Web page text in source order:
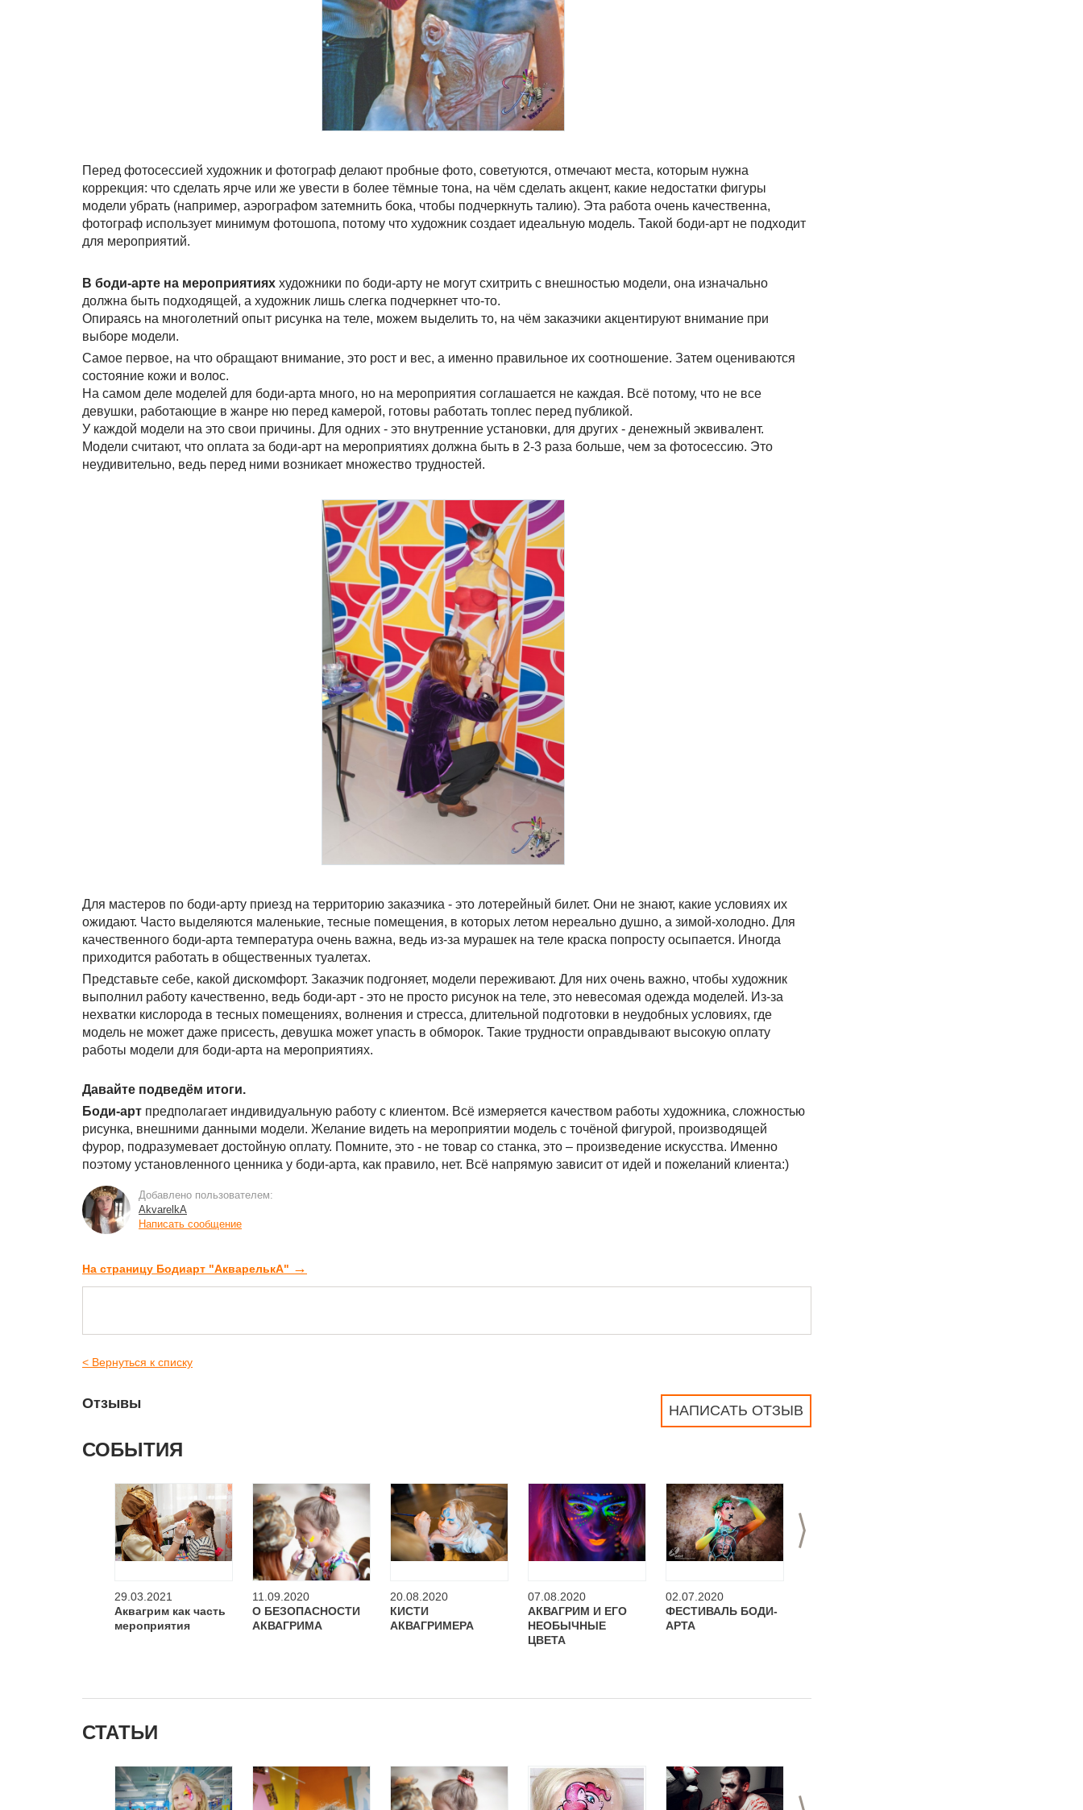
Перед фотосессией художник и фотограф делают пробные фото, советуются, отмечают места, которым нужна
коррекция: что сделать ярче или же увести в более тёмные тона, на чём сделать акцент, какие недостатки фигуры
модели убрать (например, аэрографом затемнить бока, чтобы подчеркнуть талию). Эта работа очень качественна,
фотограф использует минимум фотошопа, потому что художник создает идеальную модель. Такой боди-арт не подходит
для мероприятий.
В боди-арте на мероприятиях художники по боди-арту не могут схитрить с внешностью модели, она изначально
должна быть подходящей, а художник лишь слегка подчеркнет что-то.
Опираясь на многолетний опыт рисунка на теле, можем выделить то, на чём заказчики акцентируют внимание при
выборе модели.
Самое первое, на что обращают внимание, это рост и вес, а именно правильное их соотношение. Затем оцениваются
состояние кожи и волос.
На самом деле моделей для боди-арта много, но на мероприятия соглашается не каждая. Всё потому, что не все
девушки, работающие в жанре ню перед камерой, готовы работать топлес перед публикой.
У каждой модели на это свои причины. Для одних - это внутренние установки, для других - денежный эквивалент.
Модели считают, что оплата за боди-арт на мероприятиях должна быть в 2-3 раза больше, чем за фотосессию. Это
неудивительно, ведь перед ними возникает множество трудностей.
Для мастеров по боди-арту приезд на территорию заказчика - это лотерейный билет. Они не знают, какие условиях их
ожидают. Часто выделяются маленькие, тесные помещения, в которых летом нереально душно, а зимой-холодно. Для
качественного боди-арта температура очень важна, ведь из-за мурашек на теле краска попросту осыпается. Иногда
приходится работать в общественных туалетах.
Представьте себе, какой дискомфорт. Заказчик подгоняет, модели переживают. Для них очень важно, чтобы художник
выполнил работу качественно, ведь боди-арт - это не просто рисунок на теле, это невесомая одежда моделей. Из-за
нехватки кислорода в тесных помещениях, волнения и стресса, длительной подготовки в неудобных условиях, где
модель не может даже присесть, девушка может упасть в обморок. Такие трудности оправдывают высокую оплату
работы модели для боди-арта на мероприятиях.
Давайте подведём итоги.
Боди-арт предполагает индивидуальную работу с клиентом. Всё измеряется качеством работы художника, сложностью
рисунка, внешними данными модели. Желание видеть на мероприятии модель с точёной фигурой, производящей
фурор, подразумевает достойную оплату. Помните, это - не товар со станка, это – произведение искусства. Именно
поэтому установленного ценника у боди-арта, как правило, нет. Всё напрямую зависит от идей и пожеланий клиента:)
Добавлено пользователем:
AkvarelkA
Написать сообщение
На страницу Бодиарт "АкварелькА" →
< Вернуться к списку
НАПИСАТЬ ОТЗЫВ
Отзывы
СОБЫТИЯ
>
29.03.2021
Аквагрим как часть
мероприятия
11.09.2020
О БЕЗОПАСНОСТИ
АКВАГРИМА
20.08.2020
КИСТИ
АКВАГРИМЕРА
07.08.2020
АКВАГРИМ И ЕГО
НЕОБЫЧНЫЕ
ЦВЕТА
02.07.2020
ФЕСТИВАЛЬ БОДИ-
АРТА
СТАТЬИ
>